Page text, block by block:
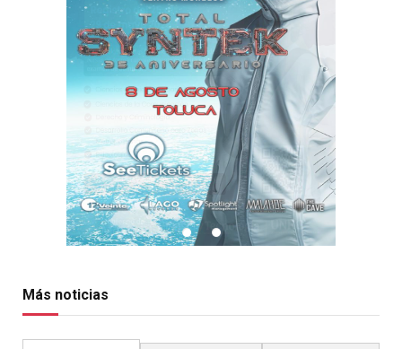
Más noticias